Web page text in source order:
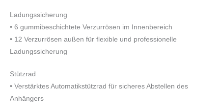
Ladungssicherung
• 6 gummibeschichtete Verzurrösen im Innenbereich
• 12 Verzurrösen außen für flexible und professionelle
Ladungssicherung
Stützrad
• Verstärktes Automatikstützrad für sicheres Abstellen des
Anhängers